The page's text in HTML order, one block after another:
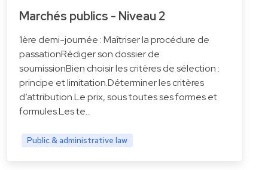
Marchés publics - Niveau 2
1ère demi-journée : Maîtriser la procédure de
passationRédiger son dossier de
soumissionBien choisir les critères de sélection :
principe et limitation.Déterminer les critères
d’attribution.Le prix, sous toutes ses formes et
formules.Les te…
Public & administrative law